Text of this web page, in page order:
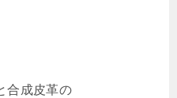
合成皮革の